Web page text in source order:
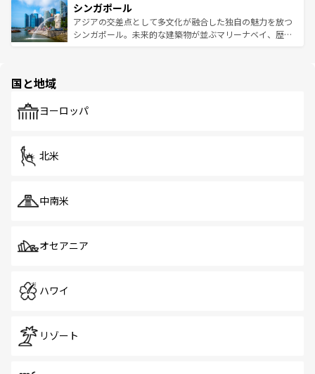
参照してほしい。
激する。気候は一年中温暖で、どの季節にも異なる楽しみ
が待っている。親しみやすいタイの人々、仏教を中心とし
た文化、そして多様な観光資源が、訪れる旅人を魅了し続
み、どこを訪れても感動するはず。観光スポットが密集し
ており、効率よく見どころを回れるのも魅力。息をのむよ
うな絶景から文化的な体験まで、香港を存分に楽しみ尽く
シンガポール
アジアの交差点として多文化が融合した独自の魅力を放つ
シンガポール。未来的な建築物が並ぶマリーナベイ、歴史
で、ホーカーズは地元の風情を楽しめる外せないスポット
国と地域
ヨーロッパ
北米
中南米
オセアニア
ハワイ
リゾート